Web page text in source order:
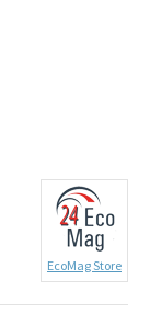
EcoMag Store